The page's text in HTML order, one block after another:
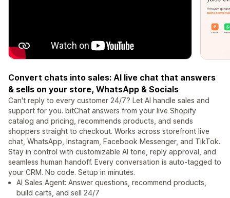
Convert chats into sales: AI live chat that answers
& sells on your store, WhatsApp & Socials
Can't reply to every customer 24/7? Let AI handle sales and
support for you. bitChat answers from your live Shopify
catalog and pricing, recommends products, and sends
shoppers straight to checkout. Works across storefront live
chat, WhatsApp, Instagram, Facebook Messenger, and TikTok.
Stay in control with customizable AI tone, reply approval, and
seamless human handoff. Every conversation is auto-tagged to
your CRM. No code. Setup in minutes.
AI Sales Agent: Answer questions, recommend products,
build carts, and sell 24/7